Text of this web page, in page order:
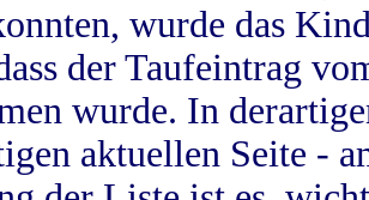
wurde das
der Taufeintrag
wurde. In
aktuellen Seite -